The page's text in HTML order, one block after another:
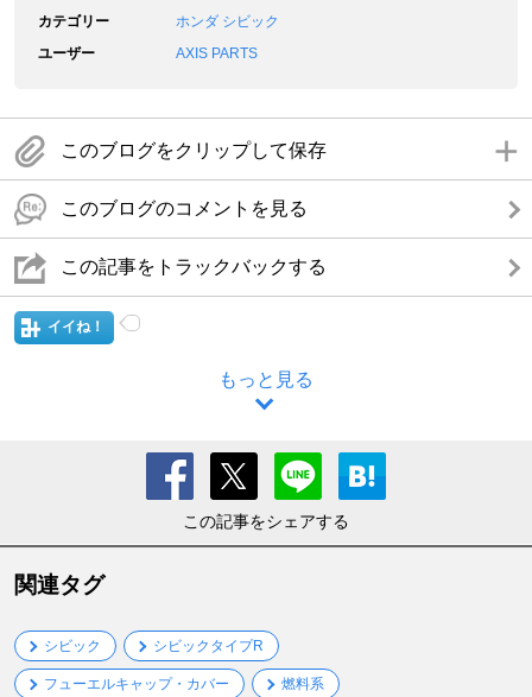
カテゴリー
ホンダ シビック
ユーザー
AXIS PARTS
このブログをクリップして保存
このブログのコメントを見る
この記事をトラックバックする
イイね！
もっと見る
この記事をシェアする
関連タグ
シビック シビックタイプR
フューエルキャップ・カバー 燃料系